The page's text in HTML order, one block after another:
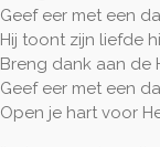
Geef eer met een
Hij toont zijn liefde
Breng dank aan de
Geef eer met een
Open je hart voor